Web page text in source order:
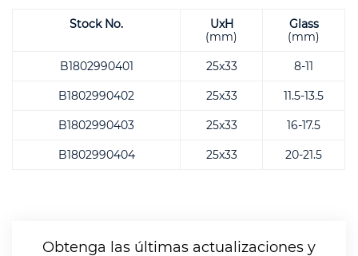
Stock No.
UxH
(mm)
Glass
(mm)
B1802990401
25x33
8-11
B1802990402
25x33
11.5-13.5
B1802990403
25x33
16-17.5
B1802990404
25x33 20-21.5
Obtenga las últimas actualizaciones y